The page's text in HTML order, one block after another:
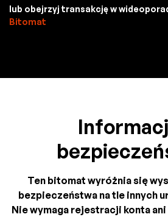
lub obejrzyj transakcję w
Bitomat
Ten bitomat wyróżnia się
bezpieczeństwa na tle innych
Nie wymaga rejestracji konta